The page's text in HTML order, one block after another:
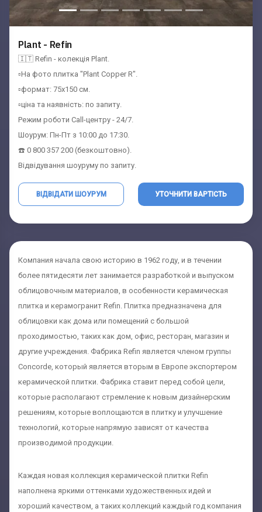
Plant - Refin
🇮🇹 Refin - колекція Plant.
▫️На фото плитка "Plant Copper R".
▫️формат: 75x150 см.
▫️ціна та наявність: по запиту.
Режим роботи Call-центру - 24/7.
Шоурум: Пн-Пт з 10:00 до 17:30.
☎️ 0 800 357 200 (безкоштовно).
Відвідування шоуруму по запиту.
ВІДВІДАТИ ШОУРУМ УТОЧНИТИ ВАРТІСТЬ
Компания начала свою историю в 1962 году, и в течении
более пятидесяти лет занимается разработкой и выпуском
облицовочным материалов, в особенности керамическая
плитка и керамогранит Refin. Плитка предназначена для
облицовки как дома или помещений с большой
проходимостью, таких как дом, офис, ресторан, магазин и
другие учреждения. Фабрика Refin является членом группы
Concorde, который является вторым в Европе экспортером
керамической плитки. Фабрика ставит перед собой цели,
которые располагают стремление к новым дизайнерским
решениям, которые воплощаются в плитку и улучшение
технологий, которые напрямую зависят от качества
производимой продукции.
Каждая новая коллекция керамической плитки Refin
наполнена яркими оттенками художественных идей и
хороший качеством, а таких коллекций каждый год компания